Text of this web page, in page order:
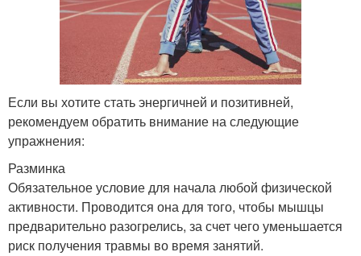
Если вы хотите стать энергичней и позитивней,
рекомендуем обратить внимание на следующие
упражнения:
Разминка
Обязательное условие для начала любой физической
активности. Проводится она для того, чтобы мышцы
предварительно разогрелись, за счет чего уменьшается
риск получения травмы во время занятий.